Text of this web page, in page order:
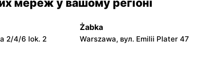
9 Warszawa, вул. Zasadowa 52
32E
Groszek
Łomianki, вул. Warszawska 280
мереж у вашому регіоні
2/4/6 lok. 2
Żabka
Warszawa, вул. Emilii Plater 47